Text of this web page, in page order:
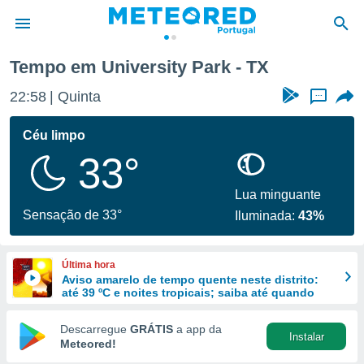
da
foi
fornecidas
a este
das
e
forma
digital
Tempo em University Park - TX
22:58 Quinta ...
Céu limpo
33°
Sensação de 33°
Lua minguante
Iluminada:43%
Última hora
Aviso amarelo de tempo quente neste distrito:
até 39 ºC e noites tropicais; saiba até quando
Descarregue GRÁTIS a app da
Meteored!
Instalar